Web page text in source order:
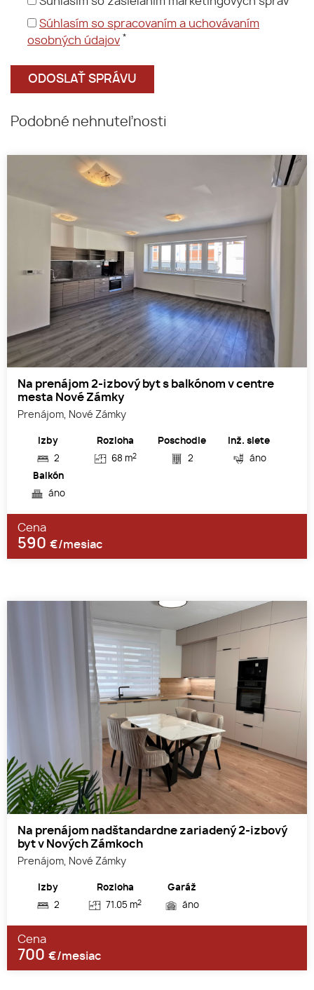
Súhlasím so spracovaním a uchovávaním
osobných údajov *
Podobné nehnuteľnosti
Na prenájom 2-izbový byt s balkónom v centre
mesta Nové Zámky
Prenájom, Nové Zámky
Izby
2
Rozloha
68 m2
Poschodie
2
Inž. siete
áno
Balkón
áno
Cena
590 €/mesiac
Na prenájom nadštandardne zariadený 2-izbový
byt v Nových Zámkoch
Prenájom, Nové Zámky
Izby
2
Rozloha
71.05 m2
Garáž
áno
Cena
700 €/mesiac